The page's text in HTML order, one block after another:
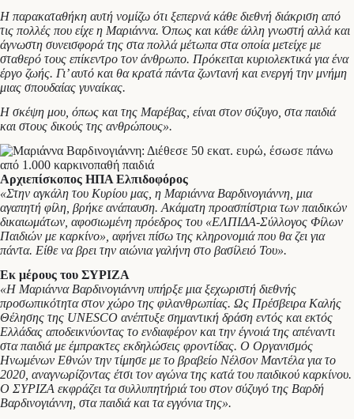
Η παρακαταθήκη αυτή νομίζω ότι ξεπερνά κάθε διεθνή διάκριση από
τις πολλές που είχε η Μαριάννα. Όπως και κάθε άλλη γνωστή αλλά και
άγνωστη συνεισφορά της στα πολλά μέτωπα στα οποία μετείχε με
σταθερό τους επίκεντρο τον άνθρωπο. Πρόκειται κυριολεκτικά για ένα
έργο ζωής. Γι’ αυτό και θα κρατά πάντα ζωντανή και ενεργή την μνήμη
μιας σπουδαίας γυναίκας.
Η σκέψη μου, όπως και της Μαρέβας, είναι στον σύζυγο, στα παιδιά
και στους δικούς της ανθρώπους».
Αρχιεπίσκοπος ΗΠΑ Ελπιδοφόρος
«Στην αγκάλη του Κυρίου μας, η Μαριάννα Βαρδινογιάννη, μια
αγαπητή φίλη, βρήκε ανάπαυση. Ακάματη προασπίστρια των παιδικών
δικαιωμάτων, αφοσιωμένη πρόεδρος του «ΕΛΠΙΔΑ-Σύλλογος Φίλων
Παιδιών με καρκίνο», αφήνει πίσω της κληρονομιά που θα ζει για
πάντα. Είθε να βρει την αιώνια γαλήνη στο βασίλειό Του».
Εκ μέρους του ΣΥΡΙΖΑ
«Η Μαριάννα Βαρδινογιάννη υπήρξε μια ξεχωριστή διεθνής
προσωπικότητα στον χώρο της φιλανθρωπίας. Ως Πρέσβειρα Καλής
Θέλησης της UNESCO ανέπτυξε σημαντική δράση εντός και εκτός
Ελλάδας αποδεικνύοντας το ενδιαφέρον και την έγνοιά της απέναντι
στα παιδιά με έμπρακτες εκδηλώσεις φροντίδας. Ο Οργανισμός
Ηνωμένων Εθνών την τίμησε με το βραβείο Νέλσον Μαντέλα για το
2020, αναγνωρίζοντας έτσι τον αγώνα της κατά του παιδικού καρκίνου.
Ο ΣΥΡΙΖΑ εκφράζει τα συλλυπητήριά του στον σύζυγό της Βαρδή
Βαρδινογιάννη, στα παιδιά και τα εγγόνια της».